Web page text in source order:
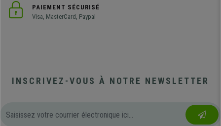
PAIEMENT SÉCURISÉ
Visa, MasterCard, Paypal
INSCRIVEZ-VOUS À NOTRE NEWSLETTER